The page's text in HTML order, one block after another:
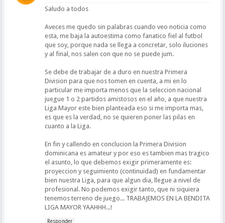
Saludo a todos
Aveces me quedo sin palabras cuando veo noticia como
esta, me baja la autoestima como fanatico fiel al futbol
que soy, porque nada se llega a concretar, solo iluciones
y al final, nos salen con que no se puede jum.
Se debe de trabajar de a duro en nuestra Primera
Division para que nos tomen en cuenta, a mi en lo
particular me importa menos que la seleccion nacional
juegue 1 o 2 partidos amistosos en el año, a que nuestra
Liga Mayor este bien planteada eso si me importa mas,
es que es la verdad, no se quieren poner las pilas en
cuanto a la Liga.
En fin y callendo en conclucion la Primera Division
dominicana es amateur y por eso es tambien mas tragico
el asunto, lo que debemos exigir primeramente es:
proyeccion y seguimiento (continuidad) en fundamentar
bien nuestra Liga, para que algun dia, llegue a nivel de
profesional. No podemos exigir tanto, que ni siquiera
tenemos terreno de juego... TRABAJEMOS EN LA BENDITA
LIGA MAYOR YAAHHH...!
Responder